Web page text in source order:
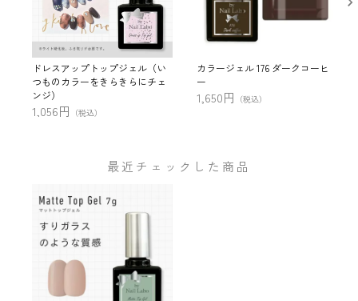
ドレスアップトップジェル（い
つものカラーをきらきらにチェ
ンジ）
1,056円 （税込）
カラージェル 176 ダークコーヒ
ー
1,650円 （税込）
最近チェックした商品